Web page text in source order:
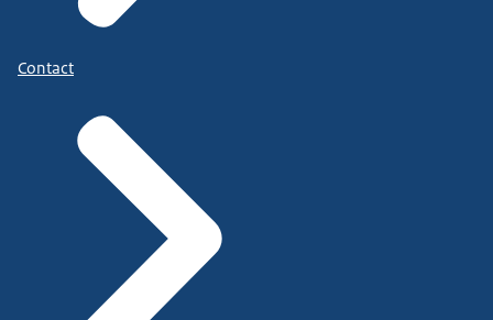
Contact